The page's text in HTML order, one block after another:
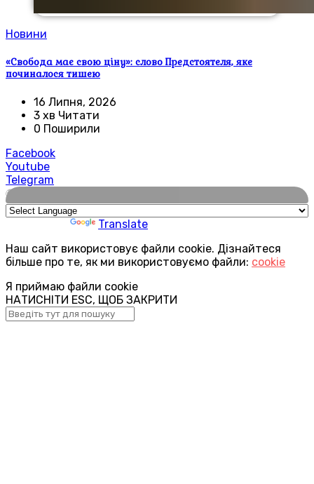
Новини
«Свобода має свою ціну»: слово Предстоятеля, яке
починалося тишею
16 Липня, 2026
3 хв Читати
0 Поширили
Facebook
Youtube
Telegram
🌍
Translate
Наш сайт використовує файли cookie. Дізнайтеся
більше про те, як ми використовуємо файли: cookie
Я приймаю файли cookie
НАТИСНІТИ ESC, ЩОБ ЗАКРИТИ